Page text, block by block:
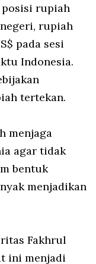
posisi rupiah
rupiah
pada sesi
Indonesia.
tertekan.
menjaga
agar tidak
bentuk
menjadikan
Fakhrul
ini menjadi